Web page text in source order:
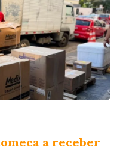
a receber